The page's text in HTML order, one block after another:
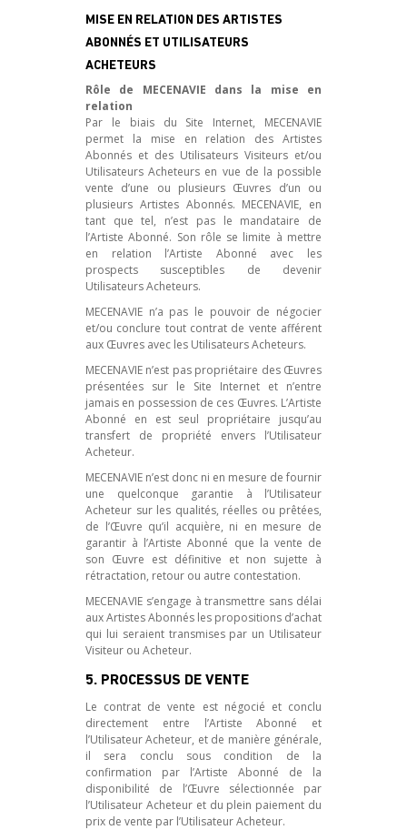
MISE EN RELATION DES ARTISTES
ABONNÉS ET UTILISATEURS
ACHETEURS
Rôle de MECENAVIE dans la mise en
relation
Par le biais du Site Internet, MECENAVIE
permet la mise en relation des Artistes
Abonnés et des Utilisateurs Visiteurs et/ou
Utilisateurs Acheteurs en vue de la possible
vente d’une ou plusieurs Œuvres d’un ou
plusieurs Artistes Abonnés. MECENAVIE, en
tant que tel, n’est pas le mandataire de
l’Artiste Abonné. Son rôle se limite à mettre
en relation l’Artiste Abonné avec les
prospects susceptibles de devenir
Utilisateurs Acheteurs.
MECENAVIE n’a pas le pouvoir de négocier
et/ou conclure tout contrat de vente afférent
aux Œuvres avec les Utilisateurs Acheteurs.
MECENAVIE n’est pas propriétaire des Œuvres
présentées sur le Site Internet et n’entre
jamais en possession de ces Œuvres. L’Artiste
Abonné en est seul propriétaire jusqu’au
transfert de propriété envers l’Utilisateur
Acheteur.
MECENAVIE n’est donc ni en mesure de fournir
une quelconque garantie à l’Utilisateur
Acheteur sur les qualités, réelles ou prêtées,
de l’Œuvre qu’il acquière, ni en mesure de
garantir à l’Artiste Abonné que la vente de
son Œuvre est définitive et non sujette à
rétractation, retour ou autre contestation.
MECENAVIE s’engage à transmettre sans délai
aux Artistes Abonnés les propositions d’achat
qui lui seraient transmises par un Utilisateur
Visiteur ou Acheteur.
5. PROCESSUS DE VENTE
Le contrat de vente est négocié et conclu
directement entre l’Artiste Abonné et
l’Utilisateur Acheteur, et de manière générale,
il sera conclu sous condition de la
confirmation par l’Artiste Abonné de la
disponibilité de l’Œuvre sélectionnée par
l’Utilisateur Acheteur et du plein paiement du
prix de vente par l’Utilisateur Acheteur.